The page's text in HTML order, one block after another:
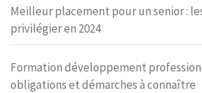
Meilleur placement pour un senior :
privilégier en 2024
Formation développement
obligations et démarches à connaître